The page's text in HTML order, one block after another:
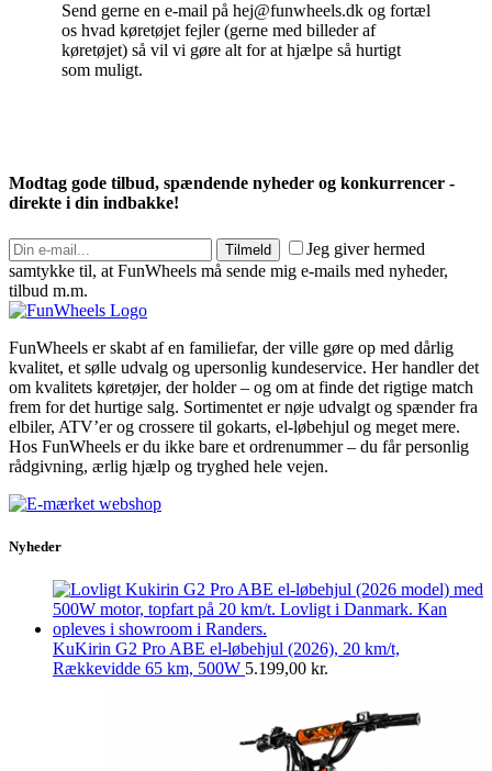
Send gerne en e-mail på hej@funwheels.dk og fortæl
os hvad køretøjet fejler (gerne med billeder af
køretøjet) så vil vi gøre alt for at hjælpe så hurtigt
som muligt.
Modtag gode tilbud, spændende nyheder og konkurrencer -
direkte i din indbakke!
Tilmeld
Jeg giver hermed
samtykke til, at FunWheels må sende mig e-mails med nyheder,
tilbud m.m.
FunWheels er skabt af en familiefar, der ville gøre op med dårlig
kvalitet, et sølle udvalg og upersonlig kundeservice. Her handler det
om kvalitets køretøjer, der holder – og om at finde det rigtige match
frem for det hurtige salg. Sortimentet er nøje udvalgt og spænder fra
elbiler, ATV’er og crossere til gokarts, el-løbehjul og meget mere.
Hos FunWheels er du ikke bare et ordrenummer – du får personlig
rådgivning, ærlig hjælp og tryghed hele vejen.
Nyheder
KuKirin G2 Pro ABE el-løbehjul (2026), 20 km/t,
Rækkevidde 65 km, 500W 5.199,00 kr.